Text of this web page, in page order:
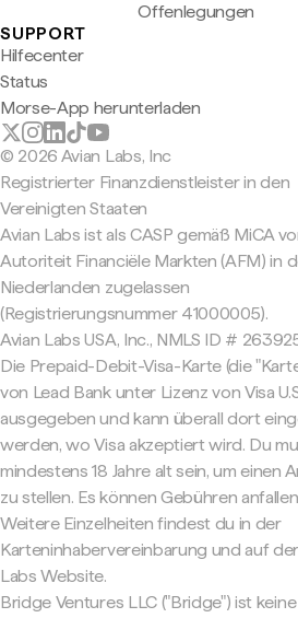
Offenlegungen
SUPPORT
Hilfecenter
Status
Morse-App herunterladen
© 2026 Avian Labs, Inc
Registrierter Finanzdienstleister in den
Vereinigten Staaten
Avian Labs ist als CASP gemäß MiCA
Autoriteit Financiële Markten (AFM) in
Niederlanden zugelassen
(Registrierungsnummer 41000005).
Avian Labs USA, Inc., NMLS ID #
Die Prepaid-Debit-Visa-Karte (die
von Lead Bank unter Lizenz von Visa
ausgegeben und kann überall dort
werden, wo Visa akzeptiert wird. Du
mindestens 18 Jahre alt sein, um einen
zu stellen. Es können Gebühren
Weitere Einzelheiten findest du in der
Karteninhabervereinbarung und auf
Labs Website.
Bridge Ventures LLC ("Bridge") ist